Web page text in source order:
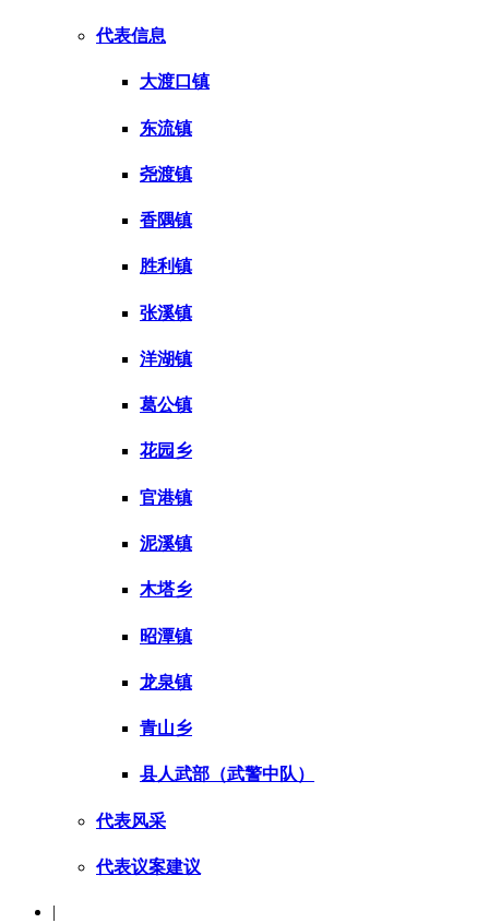
代表信息
大渡口镇
东流镇
尧渡镇
香隅镇
胜利镇
张溪镇
洋湖镇
葛公镇
花园乡
官港镇
泥溪镇
木塔乡
昭潭镇
龙泉镇
青山乡
县人武部（武警中队）
代表风采
代表议案建议
|